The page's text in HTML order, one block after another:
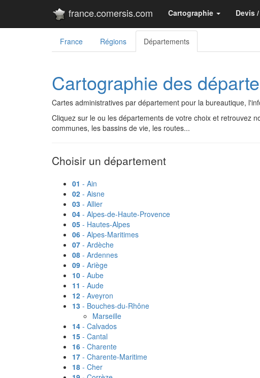
france.comersis.com Cartographie Devis
France Régions Départements
Cartographie des
Cartes administratives par département pour la bureautique,
Cliquez sur le ou les départements de votre choix et retrouvez
communes, les bassins de vie, les routes...
Choisir un département
01 - Ain
02 - Aisne
03 - Allier
04 - Alpes-de-Haute-Provence
05 - Hautes-Alpes
06 - Alpes-Maritimes
07 - Ardèche
08 - Ardennes
09 - Ariège
10 - Aube
11 - Aude
12 - Aveyron
13 - Bouches-du-Rhône
Marseille
14 - Calvados
15 - Cantal
16 - Charente
17 - Charente-Maritime
18 - Cher